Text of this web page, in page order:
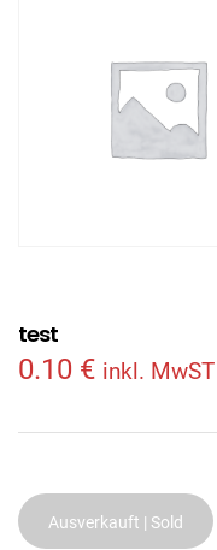
test
0.10 € inkl. MwST
Ausverkauft | Sold